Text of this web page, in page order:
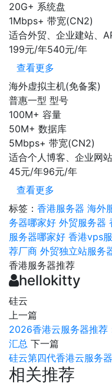
20G+ 系统盘
1Mbps+ 带宽(CN2)
适合外贸、企业建站、
199元/年540元/年
查看更多
海外虚拟主机(免备案)
普惠一型 型号
100M+ 容量
50M+ 数据库
5Mbps+ 带宽(CN2)
适合个人博客、企业网站
45元/年96元/年
查看更多
标签： 香港服务器 海外
务器哪家好 外贸服务器
服务器哪家好 香港vps
荐厂商 外贸独立站服务
香港服务器推荐
hellokitty
硅云
上一篇
2026香港云服务器推荐
汇总 下一篇
硅云第四代香港云服务
相关推荐